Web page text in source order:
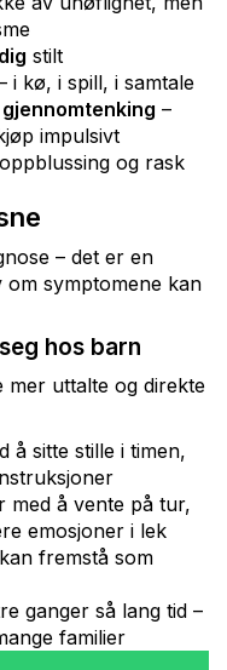
stilt
i kø, i spill, i samtale
–
impulsivt
og rask
– det er en
om symptomene kan
hos barn
mer uttalte og direkte
å sitte stille i timen,
med å vente på tur,
emosjoner i lek
fremstå som
ganger så lang tid –
familier